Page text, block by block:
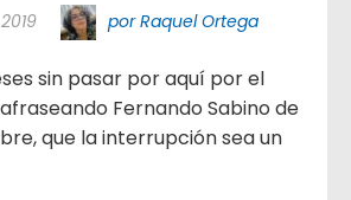
por Raquel Ortega
sin pasar por aquí por el
Fernando Sabino de
que la interrupción sea un